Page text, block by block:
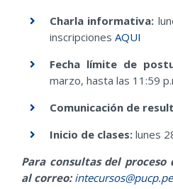
Charla informativa:
inscripciones AQUI
Fecha límite de
marzo, hasta las 11:59
Comunicación de
Inicio de clases: lunes
Para consultas del
al correo:intecursos@pucp.pe